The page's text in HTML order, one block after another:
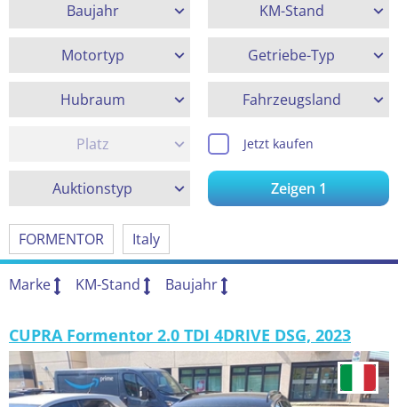
Baujahr KM-Stand
Motortyp Getriebe-Typ
Hubraum Fahrzeugsland
Platz Jetzt kaufen
Auktionstyp Zeigen1
FORMENTOR Italy
Marke KM-Stand Baujahr
CUPRA Formentor 2.0 TDI 4DRIVE DSG, 2023